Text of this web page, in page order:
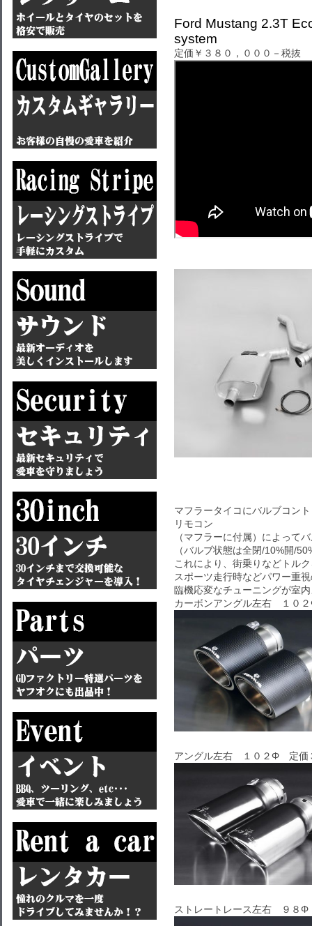
Ford Mustang 2.3T
system
定価￥３８０，０００－税抜
マフラータイコにバルブコン
リモコン
（マフラーに付属）によって
（バルブ状態は全閉/10%開/
これにより、街乗りなどトル
スポーツ走行時などパワー重
臨機応変なチューニングが室
カーボンアングル左右 １０
アングル左右 １０２Φ 定価
ストレートレース左右 ９８